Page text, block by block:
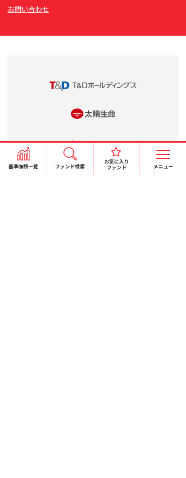
基準価額一覧 ファンド検索
お気に入り
ファンド
メニュー
お問い合わせ